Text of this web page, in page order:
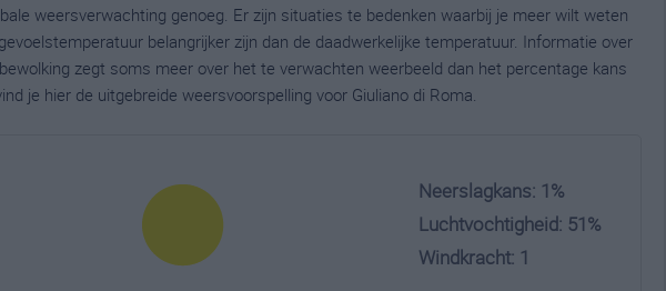
weersverwachting genoeg. Er zijn situaties te bedenken waarbij je meer wilt weten
belangrijker zijn dan de daadwerkelijke temperatuur. Informatie over
zegt soms meer over het te verwachten weerbeeld dan het percentage kans
je hier de uitgebreide weersvoorspelling voor Giuliano di Roma.
Neerslagkans: 1%
Luchtvochtigheid: 51%
Windkracht: 1